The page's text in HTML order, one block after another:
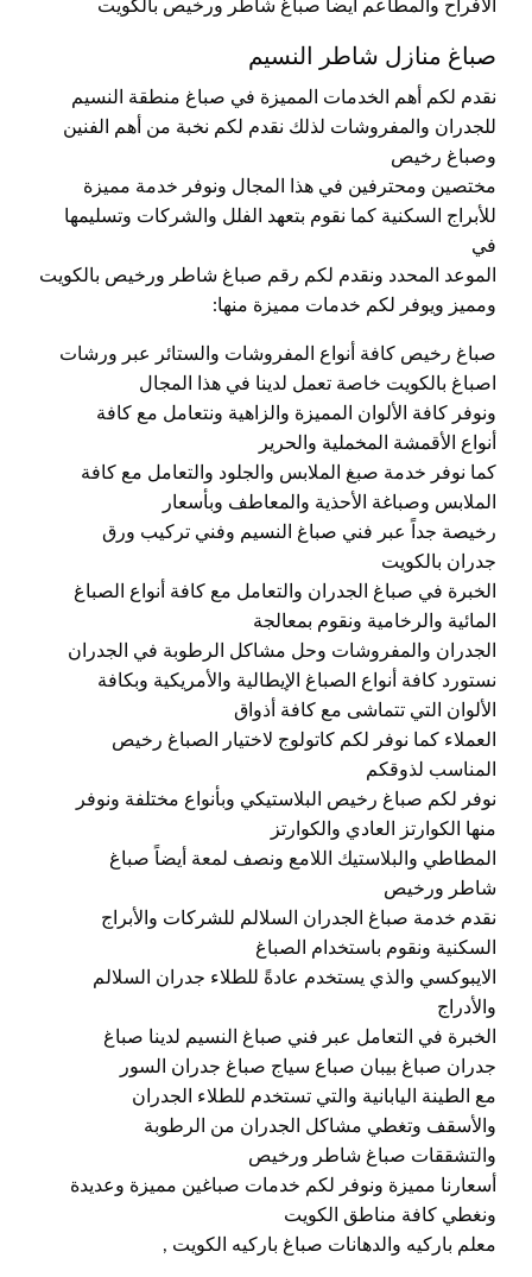
الأفراح والمطاعم أيضاً صباغ شاطر ورخيص بالكويت
صباغ منازل شاطر النسيم
نقدم لكم أهم الخدمات المميزة في صباغ منطقة النسيم
للجدران والمفروشات لذلك نقدم لكم نخبة من أهم الفنين
وصباغ رخيص
مختصين ومحترفين في هذا المجال ونوفر خدمة مميزة
للأبراج السكنية كما نقوم بتعهد الفلل والشركات وتسليمها
في
الموعد المحدد ونقدم لكم رقم صباغ شاطر ورخيص بالكويت
ومميز ويوفر لكم خدمات مميزة منها:
صباغ رخيص كافة أنواع المفروشات والستائر عبر ورشات
اصباغ بالكويت خاصة تعمل لدينا في هذا المجال
ونوفر كافة الألوان المميزة والزاهية ونتعامل مع كافة
أنواع الأقمشة المخملية والحرير
كما نوفر خدمة صبغ الملابس والجلود والتعامل مع كافة
الملابس وصباغة الأحذية والمعاطف وبأسعار
رخيصة جداً عبر فني صباغ النسيم وفني تركيب ورق
جدران بالكويت
الخبرة في صباغ الجدران والتعامل مع كافة أنواع الصباغ
المائية والرخامية ونقوم بمعالجة
الجدران والمفروشات وحل مشاكل الرطوبة في الجدران
نستورد كافة أنواع الصباغ الإيطالية والأمريكية وبكافة
الألوان التي تتماشى مع كافة أذواق
العملاء كما نوفر لكم كاتولوج لاختيار الصباغ رخيص
المناسب لذوقكم
نوفر لكم صباغ رخيص البلاستيكي وبأنواع مختلفة ونوفر
منها الكوارتز العادي والكوارتز
المطاطي والبلاستيك اللامع ونصف لمعة أيضاً صباغ
شاطر ورخيص
نقدم خدمة صباغ الجدران السلالم للشركات والأبراج
السكنية ونقوم باستخدام الصباغ
الايبوكسي والذي يستخدم عادةً للطلاء جدران السلالم
والأدراج
الخبرة في التعامل عبر فني صباغ النسيم لدينا صباغ
جدران صباغ بيبان صباع سياج صباغ جدران السور
مع الطينة اليابانية والتي تستخدم للطلاء الجدران
والأسقف وتغطي مشاكل الجدران من الرطوبة
والتشققات صباغ شاطر ورخيص
أسعارنا مميزة ونوفر لكم خدمات صباغين مميزة وعديدة
ونغطي كافة مناطق الكويت
معلم باركيه والدهانات صباغ باركيه الكويت ,